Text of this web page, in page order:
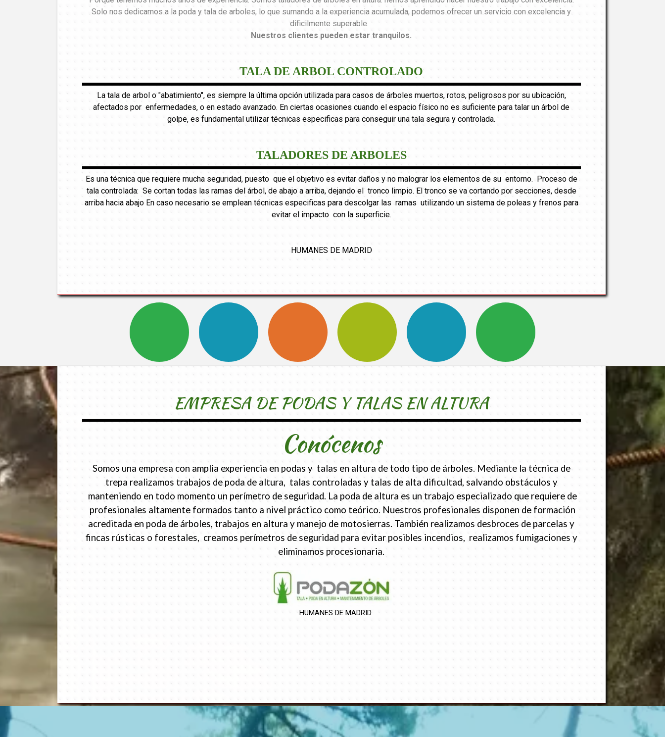
Solo nos dedicamos a la poda y tala de arboles, lo que sumando a la experiencia acumulada, podemos ofrecer un servicio con excelencia y
dificilmente superable.
Nuestros clientes pueden estar tranquilos.
TALA DE ARBOL CONTROLADO
La tala de arbol o "abatimiento", es siempre la última opción utilizada para casos de árboles muertos, rotos, peligrosos por su ubicación,
afectados por enfermedades, o en estado avanzado. En ciertas ocasiones cuando el espacio físico no es suficiente para talar un árbol de
golpe, es fundamental utilizar técnicas especificas para conseguir una tala segura y controlada.
TALADORES DE ARBOLES
Es una técnica que requiere mucha seguridad, puesto que el objetivo es evitar daños y no malograr los elementos de su entorno. Proceso de
tala controlada: Se cortan todas las ramas del árbol, de abajo a arriba, dejando el tronco limpio. El tronco se va cortando por secciones, desde
arriba hacia abajo En caso necesario se emplean técnicas especificas para descolgar las ramas utilizando un sistema de poleas y frenos para
evitar el impacto con la superficie.
HUMANES DE MADRID
EMPRESA DE PODAS Y TALAS EN ALTURA
Conócenos
Somos una empresa con amplia experiencia en podas y talas en altura de todo tipo de árboles. Mediante la técnica de
trepa realizamos trabajos de poda de altura, talas controladas y talas de alta dificultad, salvando obstáculos y
manteniendo en todo momento un perímetro de seguridad. La poda de altura es un trabajo especializado que requiere de
profesionales altamente formados tanto a nivel práctico como teórico. Nuestros profesionales disponen de formación
acreditada en poda de árboles, trabajos en altura y manejo de motosierras. También realizamos desbroces de parcelas y
fincas rústicas o forestales, creamos perímetros de seguridad para evitar posibles incendios, realizamos fumigaciones y
eliminamos procesionaria.
HUMANES DE MADRID